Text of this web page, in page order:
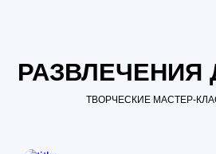
РАЗВЛЕЧЕНИЯ
ТВОРЧЕСКИЕ МАСТЕР-